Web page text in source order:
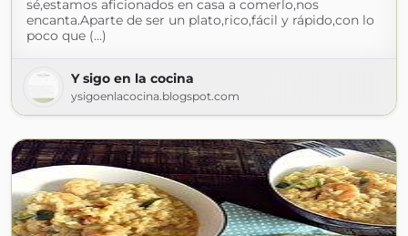
sé,estamos aficionados en casa a comerlo,nos
encanta.Aparte de ser un plato,rico,fácil y rápido,con lo
poco que (...)
Y sigo en la cocina
ysigoenlacocina.blogspot.com